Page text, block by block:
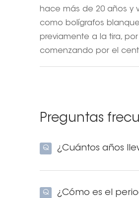
hace más de 20 años y
como bolígrafos
previamente a la tira,
comenzando por el
mayor superficie
deséchelas. La
cada sesión de
blanqueamiento.
Preguntas
Q ¿Cuántos años
Q ¿Cómo es el